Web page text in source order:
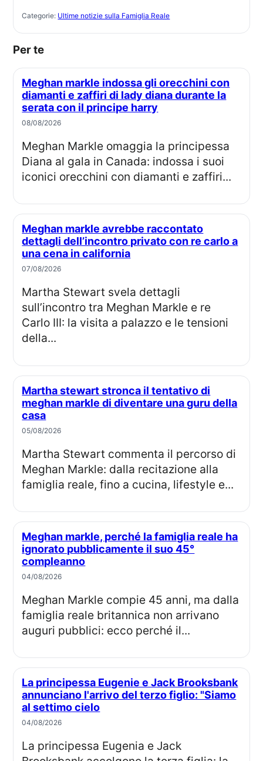
Categorie: Ultime notizie sulla Famiglia Reale
Per te
Meghan markle indossa gli orecchini con
diamanti e zaffiri di lady diana durante la
serata con il principe harry
08/08/2026
Meghan Markle omaggia la principessa
Diana al gala in Canada: indossa i suoi
iconici orecchini con diamanti e zaffiri...
Meghan markle avrebbe raccontato
dettagli dell’incontro privato con re carlo a
una cena in california
07/08/2026
Martha Stewart svela dettagli
sull’incontro tra Meghan Markle e re
Carlo III: la visita a palazzo e le tensioni
della...
Martha stewart stronca il tentativo di
meghan markle di diventare una guru della
casa
05/08/2026
Martha Stewart commenta il percorso di
Meghan Markle: dalla recitazione alla
famiglia reale, fino a cucina, lifestyle e...
Meghan markle, perché la famiglia reale ha
ignorato pubblicamente il suo 45°
compleanno
04/08/2026
Meghan Markle compie 45 anni, ma dalla
famiglia reale britannica non arrivano
auguri pubblici: ecco perché il...
La principessa Eugenie e Jack Brooksbank
annunciano l'arrivo del terzo figlio: "Siamo
al settimo cielo
04/08/2026
La principessa Eugenia e Jack